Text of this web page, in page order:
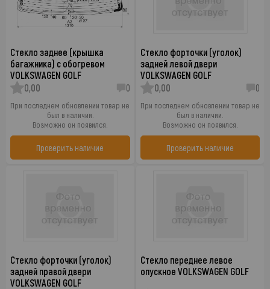
Стекло заднее (крышка
багажника) с обогревом
VOLKSWAGEN GOLF
0,00
0
При последнем обновлении товар не
был в наличии.
Возможно он появился.
Проверить наличие
Стекло форточки (уголок)
задней левой двери
VOLKSWAGEN GOLF
0,00
0
При последнем обновлении товар не
был в наличии.
Возможно он появился.
Проверить наличие
Стекло форточки (уголок)
задней правой двери
VOLKSWAGEN GOLF
Стекло переднее левое
опускное VOLKSWAGEN GOLF